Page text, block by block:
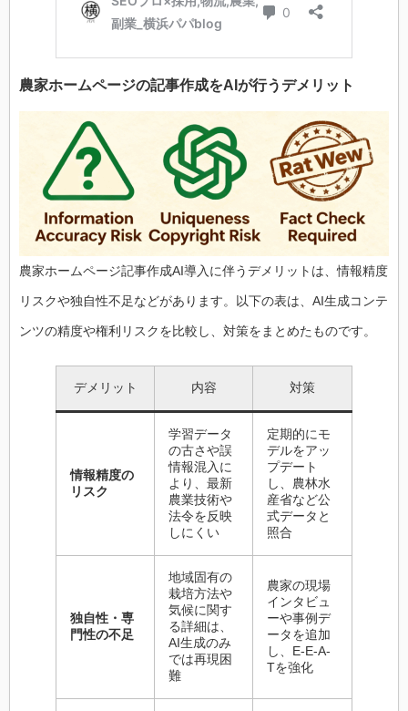
農家 ホームページの記事作成をAIが行うデメリット
農家 ホームページ記事作成AI導入に伴うデメリットは、情報精度
リスクや独自性不足などがあります。以下の表は、AI生成コンテ
ンツの精度や権利リスクを比較し、対策をまとめたものです。
デメリット 内容 対策
情報精度の
リスク
学習データ
の古さや誤
情報混入に
より、最新
農業技術や
法令を反映
しにくい
定期的にモ
デルをアッ
プデート
し、農林水
産省など公
式データと
照合
独自性・専
門性の不足
地域固有の
栽培方法や
気候に関す
る詳細は、
AI生成のみ
では再現困
難
農家の現場
インタビュ
ーや事例デ
ータを追加
し、E-E-A-
Tを強化